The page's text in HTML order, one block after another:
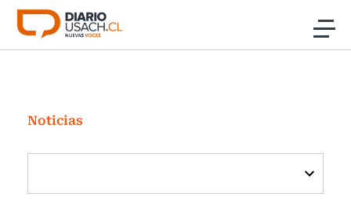
Click acá para ir directamente al contenido
Investigación
Cultura
Programas Radio y TV Usach
Noticias